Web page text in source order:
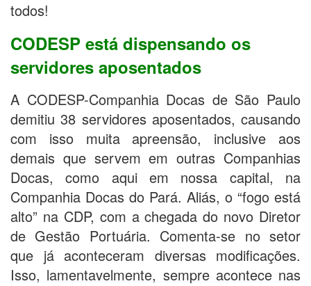
todos!
CODESP está dispensando os
servidores aposentados
A CODESP-Companhia Docas de São Paulo
demitiu 38 servidores aposentados, causando
com isso muita apreensão, inclusive aos
demais que servem em outras Companhias
Docas, como aqui em nossa capital, na
Companhia Docas do Pará. Aliás, o “fogo está
alto” na CDP, com a chegada do novo Diretor
de Gestão Portuária. Comenta-se no setor
que já aconteceram diversas modificações.
Isso, lamentavelmente, sempre acontece nas